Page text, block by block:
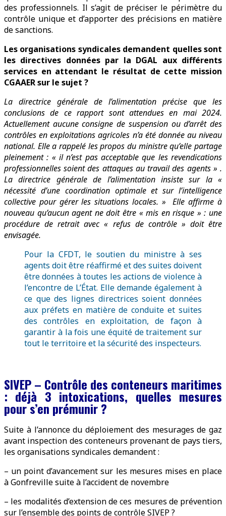
des professionnels. Il s’agit de préciser le périmètre du
contrôle unique et d’apporter des précisions en matière
de sanctions.
Les organisations syndicales demandent quelles sont
les directives données par la DGAL aux différents
services en attendant le résultat de cette mission
CGAAER sur le sujet ?
La directrice générale de l’alimentation précise que les
conclusions de ce rapport sont attendues en mai 2024.
Actuellement aucune consigne de suspension ou d’arrêt des
contrôles en exploitations agricoles n’a été donnée au niveau
national. Elle a rappelé les propos du ministre qu’elle partage
pleinement : « il n’est pas acceptable que les revendications
professionnelles soient des attaques au travail des agents » .
La directrice générale de l’alimentation insiste sur la «
nécessité d’une coordination optimale et sur l’intelligence
collective pour gérer les situations locales. » Elle affirme à
nouveau qu’aucun agent ne doit être « mis en risque » : une
procédure de retrait avec « refus de contrôle » doit être
envisagée.
Pour la CFDT, le soutien du ministre à ses
agents doit être réaffirmé et des suites doivent
être données à toutes les actions de violence à
l’encontre de L’État. Elle demande également à
ce que des lignes directrices soient données
aux préfets en matière de conduite et suites
des contrôles en exploitation, de façon à
garantir à la fois une équité de traitement sur
tout le territoire et la sécurité des inspecteurs.
SIVEP – Contrôle des conteneurs maritimes
: déjà 3 intoxications, quelles mesures
pour s’en prémunir ?
Suite à l’annonce du déploiement des mesurages de gaz
avant inspection des conteneurs provenant de pays tiers,
les organisations syndicales demandent :
– un point d’avancement sur les mesures mises en place
à Gonfreville suite à l’accident de novembre
– les modalités d’extension de ces mesures de prévention
sur l’ensemble des points de contrôle SIVEP ?